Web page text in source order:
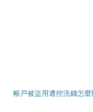
帳戶被盜用遭控洗錢怎